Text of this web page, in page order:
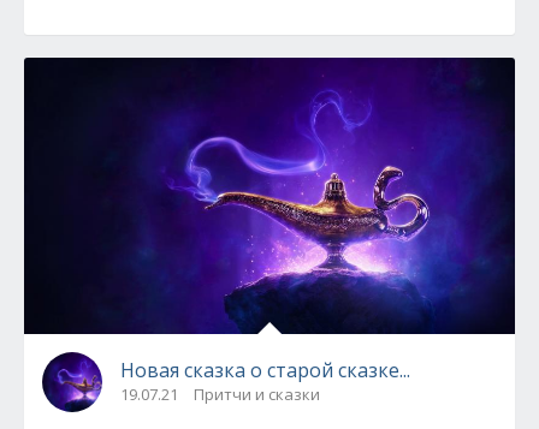
Новая сказка о старой сказке...
19.07.21 Притчи и сказки